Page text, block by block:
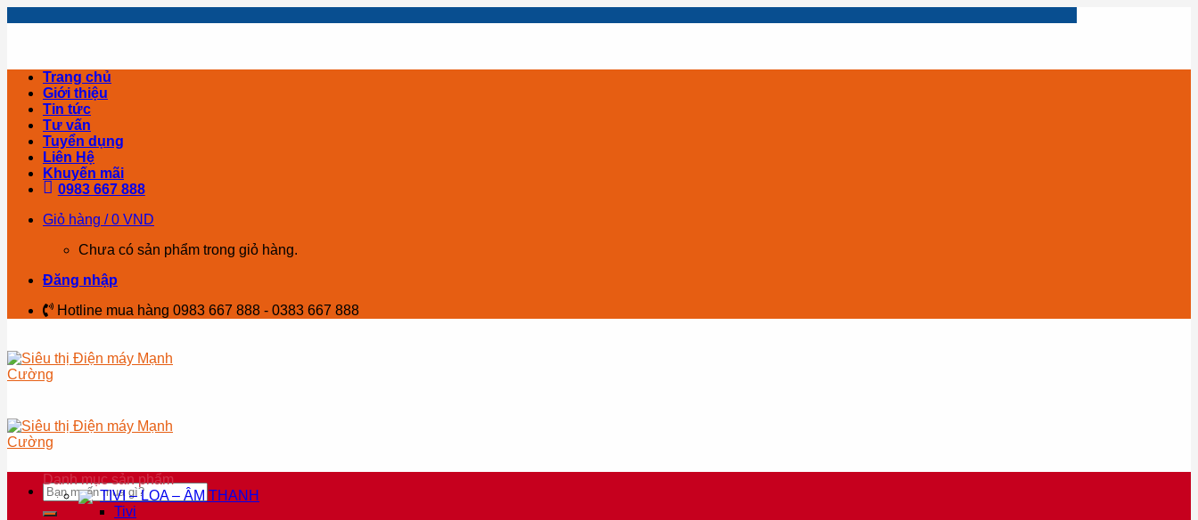
Trang chủ
Giới thiệu
Tin tức
Tư vấn
Tuyển dụng
Liên Hệ
Khuyến mãi
0983 667 888
Giỏ hàng /0 VND
Chưa có sản phẩm trong giỏ hàng.
Đăng nhập
Hotline mua hàng 0983 667 888 - 0383 667 888
Tìm
kiếm:
Danh mục sản phẩm
TIVI – LOA – ÂM THANH
Tivi